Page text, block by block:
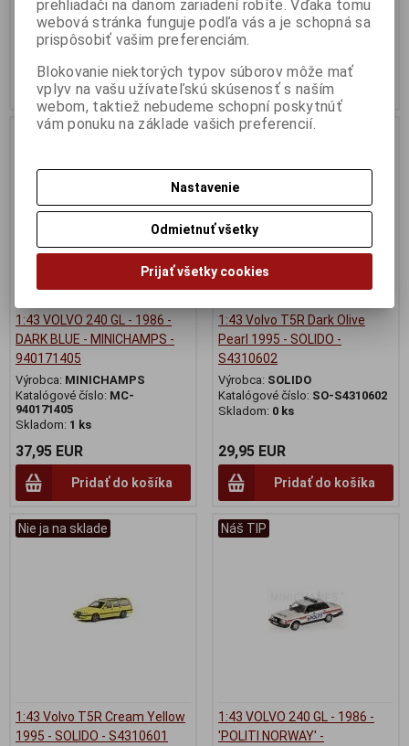
Katalógové číslo: SO-S2400501
Skladom:1 ks
Pridať do košíka Pridať do košíka
1:43 VOLVO 240 GL - 1986 -
DARK BLUE - MINICHAMPS -
940171405
Výrobca: MINICHAMPS
Katalógové číslo: MC-
940171405
Skladom: 1 ks
37,95 EUR
Pridať do košíka
Nie ja na sklade
1:43 Volvo T5R Dark Olive
Pearl 1995 - SOLIDO -
S4310602
Výrobca: SOLIDO
Katalógové číslo: SO-S4310602
Skladom: 0 ks
29,95 EUR
Pridať do košíka
Nie ja na sklade
1:43 Volvo T5R Cream Yellow
1995 - SOLIDO - S4310601
Náš TIP
1:43 VOLVO 240 GL - 1986 -
'POLITI NORWAY' -
prehliadači na danom zariadení robíte. Vďaka tomu
webová stránka funguje podľa vás a je schopná sa
prispôsobiť vašim preferenciám.
Blokovanie niektorých typov súborov môže mať
vplyv na vašu užívateľskú skúsenosť s naším
webom, taktiež nebudeme schopní poskytnúť
vám ponuku na základe vašich preferencií.
Nastavenie
Odmietnuť všetky
Prijať všetky cookies